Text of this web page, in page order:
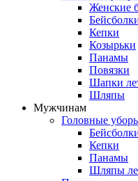
Женские
Кепки
Козырьки
Панамы
Повязки
Шапки
Шляпы
Мужчинам
Головные
Кепки
Панамы
Шляпы